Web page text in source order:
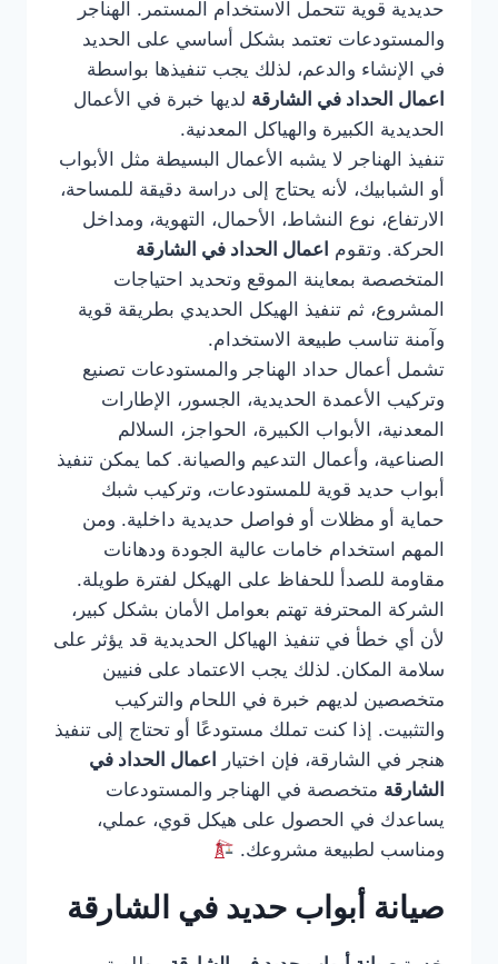
حديدية قوية تتحمل الاستخدام المستمر. الهناجر
والمستودعات تعتمد بشكل أساسي على الحديد
في الإنشاء والدعم، لذلك يجب تنفيذها بواسطة
اعمال الحداد في الشارقة لديها خبرة في الأعمال
الحديدية الكبيرة والهياكل المعدنية.
تنفيذ الهناجر لا يشبه الأعمال البسيطة مثل الأبواب
أو الشبابيك، لأنه يحتاج إلى دراسة دقيقة للمساحة،
الارتفاع، نوع النشاط، الأحمال، التهوية، ومداخل
الحركة. وتقوم اعمال الحداد في الشارقة
المتخصصة بمعاينة الموقع وتحديد احتياجات
المشروع، ثم تنفيذ الهيكل الحديدي بطريقة قوية
وآمنة تناسب طبيعة الاستخدام.
تشمل أعمال حداد الهناجر والمستودعات تصنيع
وتركيب الأعمدة الحديدية، الجسور، الإطارات
المعدنية، الأبواب الكبيرة، الحواجز، السلالم
الصناعية، وأعمال التدعيم والصيانة. كما يمكن تنفيذ
أبواب حديد قوية للمستودعات، وتركيب شبك
حماية أو مظلات أو فواصل حديدية داخلية. ومن
المهم استخدام خامات عالية الجودة ودهانات
مقاومة للصدأ للحفاظ على الهيكل لفترة طويلة.
الشركة المحترفة تهتم بعوامل الأمان بشكل كبير،
لأن أي خطأ في تنفيذ الهياكل الحديدية قد يؤثر على
سلامة المكان. لذلك يجب الاعتماد على فنيين
متخصصين لديهم خبرة في اللحام والتركيب
والتثبيت. إذا كنت تملك مستودعًا أو تحتاج إلى تنفيذ
هنجر في الشارقة، فإن اختيار
اعمال الحداد في
الشارقة متخصصة في الهناجر والمستودعات
يساعدك في الحصول على هيكل قوي، عملي،
ومناسب لطبيعة مشروعك.
صيانة أبواب حديد في الشارقة